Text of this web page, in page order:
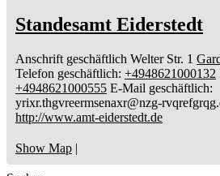
Standesamt Eiderstedt
Anschrift geschäftlich Welter Str. 1
Telefon geschäftlich: +4948621000132
+4948621000555 E-Mail geschäftlich:
yrixr.thgvreermsenaxr@nzg-
http://www.amt-eiderstedt.de
Show Map |